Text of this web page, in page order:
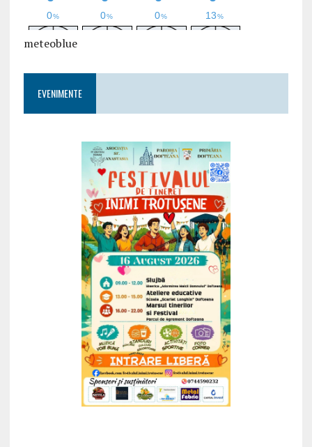
meteoblue
EVENIMENTE